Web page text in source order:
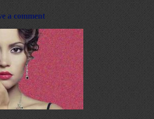
a comment